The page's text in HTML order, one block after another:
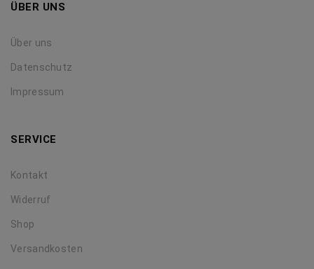
ÜBER UNS
Über uns
Datenschutz
Impressum
SERVICE
Kontakt
Widerruf
Shop
Versandkosten